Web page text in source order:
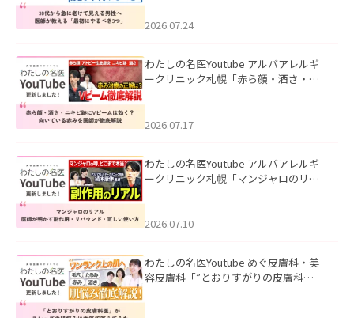
た。
2026.07.24
わたしの名医Youtube アルバアレルギ
ークリニック札幌「赤ら顔・酒さ・ニ
した。
2026.07.17
わたしの名医Youtube アルバアレルギ
ークリニック札幌「マンジャロのリア
た。
2026.07.10
わたしの名医Youtube めぐ皮膚科・美
容皮膚科「”とおりすがりの皮膚科